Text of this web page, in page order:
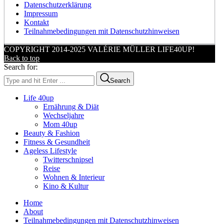
Datenschutzerklärung
Impressum
Kontakt
Teilnahmebedingungen mit Datenschutzhinweisen
COPYRIGHT 2014-2025 VALÉRIE MÜLLER LIFE40UP!
Back to top
Search for:
Search
Life 40up
Ernährung & Diät
Wechseljahre
Mom 40up
Beauty & Fashion
Fitness & Gesundheit
Ageless Lifestyle
Twitterschnipsel
Reise
Wohnen & Interieur
Kino & Kultur
Home
About
Teilnahmebedingungen mit Datenschutzhinweisen